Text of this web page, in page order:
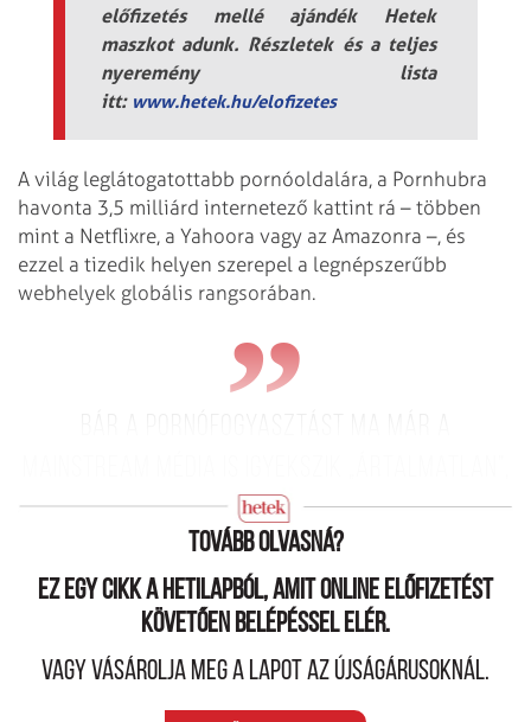
előfizetés mellé ajándék Hetek
maszkot adunk. Részletek és a teljes
nyeremény lista
itt: www.hetek.hu/elofizetes
A világ leglátogatottabb pornóoldalára, a Pornhubra
havonta 3,5 milliárd internetező kattint rá – többen
mint a Netflixre, a Yahoora vagy az Amazonra –, és
ezzel a tizedik helyen szerepel a legnépszerűbb
webhelyek globális rangsorában.
sőt „menő” szokásnak beállítani,
Tovább olvasná?
Ez egy cikk a hetilapból, amit online előfizetést
követően belépéssel elér.
Vagy vásárolja meg a lapot az újságárusoknál.